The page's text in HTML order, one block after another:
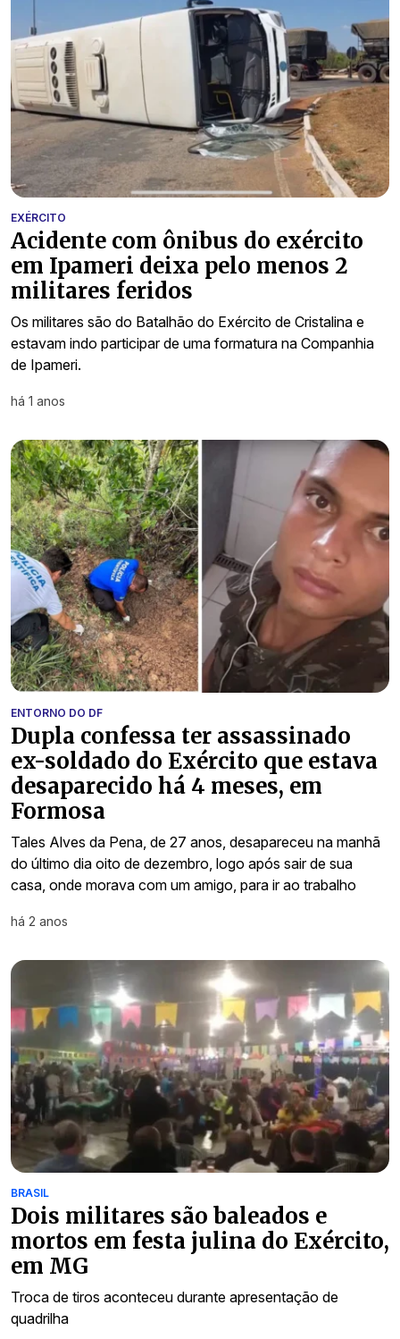
EXÉRCITO
Acidente com ônibus do exército
em Ipameri deixa pelo menos 2
militares feridos
Os militares são do Batalhão do Exército de Cristalina e
estavam indo participar de uma formatura na Companhia
de Ipameri.
há 1 anos
ENTORNO DO DF
Dupla confessa ter assassinado
ex-soldado do Exército que estava
desaparecido há 4 meses, em
Formosa
Tales Alves da Pena, de 27 anos, desapareceu na manhã
do último dia oito de dezembro, logo após sair de sua
casa, onde morava com um amigo, para ir ao trabalho
há 2 anos
BRASIL
Dois militares são baleados e
mortos em festa julina do Exército,
em MG
Troca de tiros aconteceu durante apresentação de
quadrilha